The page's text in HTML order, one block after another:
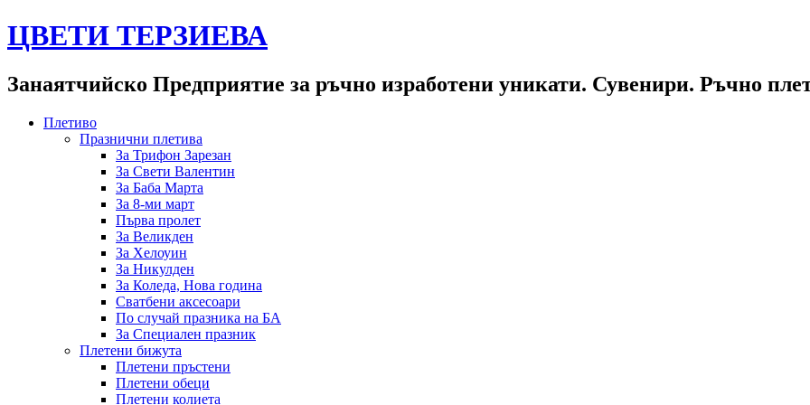
ЦВЕТИ ТЕРЗИЕВА
Занаятчийско Предприятие за ръчно изработени уникати. Сувенири. Ръчно
Плетиво
Празнични плетива
За Трифон Зарезан
За Свети Валентин
За Баба Марта
За 8-ми март
Първа пролет
За Великден
За Хелоуин
За Никулден
За Коледа, Нова година
Сватбени аксесоари
По случай празника на БА
За Специален празник
Плетени бижута
Плетени пръстени
Плетени обeци
Плетени колиета